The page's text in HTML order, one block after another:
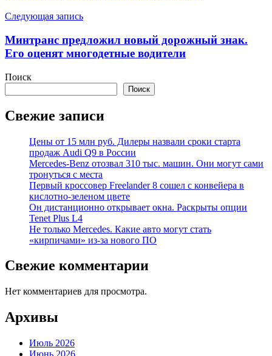
Следующая запись
Минтранс предложил новый дорожный знак.
Его оценят многодетные водители
Поиск
Поиск
Свежие записи
Цены от 15 млн руб. Дилеры назвали сроки старта
продаж Audi Q9 в России
Mercedes-Benz отозвал 310 тыс. машин. Они могут сами
тронуться с места
Первый кроссовер Freelander 8 сошел с конвейера в
кислотно-зеленом цвете
Он дистанционно открывает окна. Раскрыты опции
Tenet Plus L4
Не только Mercedes. Какие авто могут стать
«кирпичами» из-за нового ПО
Свежие комментарии
Нет комментариев для просмотра.
Архивы
Июль 2026